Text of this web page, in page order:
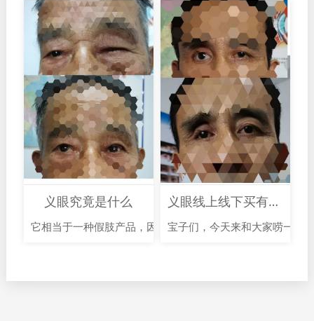
义眼究竟是什么
它相当于一种假肢产品，因为各种疾病，天生小眼球，意外
义眼线上线下买有何区别
宝子们，今天来和大家唠一唠